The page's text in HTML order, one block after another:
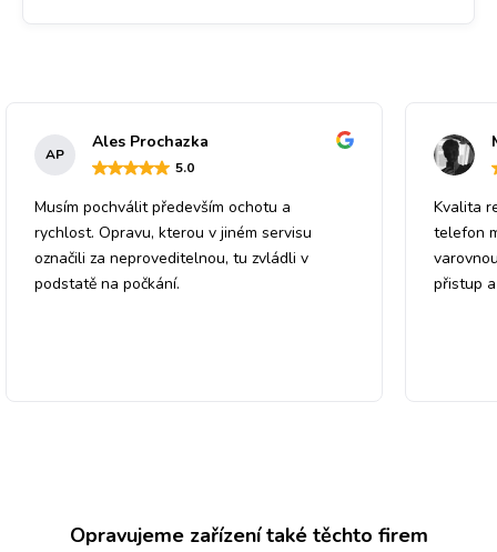
AP
Ales Prochazka
5.0
Musím pochválit především ochotu a
rychlost. Opravu, kterou v jiném servisu
označili za neproveditelnou, tu zvládli v
podstatě na počkání.
Kvalita
telefon
přistup
Opravujeme zařízení také těchto firem